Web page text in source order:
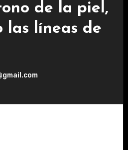
de la piel,
las líneas de